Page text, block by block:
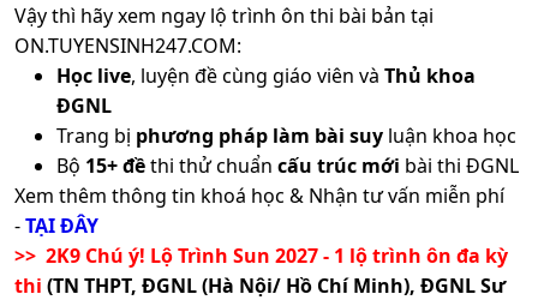
Vậy thì hãy xem ngay lộ trình ôn thi bài bản tại
ON.TUYENSINH247.COM:
Học live, luyện đề cùng giáo viên và Thủ khoa
ĐGNL
Trang bị phương pháp làm bài suy luận khoa học
Bộ 15+ đềthi thử chuẩn cấu trúc mới bài thi ĐGNL
Xem thêm thông tin khoá học & Nhận tư vấn miễn phí
-TẠI ĐÂY
>> 2K9 Chú ý! Lộ Trình Sun 2027 - 1 lộ trình ôn đa kỳ
thi (TN THPT, ĐGNL (Hà Nội/ Hồ Chí Minh), ĐGNL Sư